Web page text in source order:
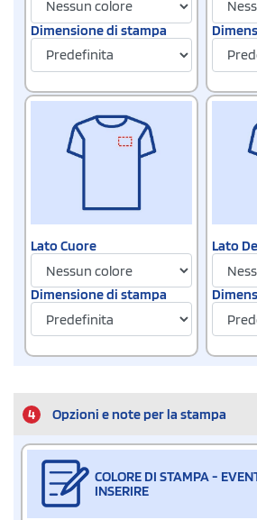
Dimensione di stampa
Lato Cuore
Dimensione di stampa
Lato
4 Opzioni e note per la stampa
COLORE DI STAMPA -
INSERIRE